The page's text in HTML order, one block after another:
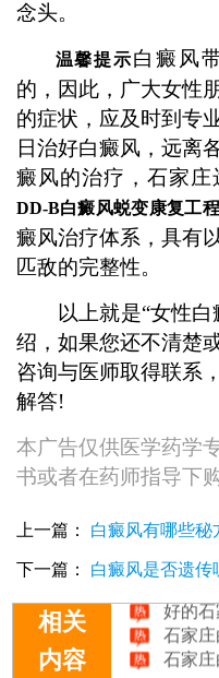
念头。
温馨提示白癜风
的，因此，广大女性
的症状，应及时到专
日治好白癜风，远离
癜风的治疗，石家庄
DD-B白癜风蜕变康复工程
癜风治疗体系，具有
匹敌的完整性。
以上就是“女性白
绍，如果您还不清楚
咨询与医师取得联系
解答!
本广告仅供医学药学
书或者在药师指导下
上一篇： 白癜风有哪些秘
下一篇： 白癜风是否遗传
相关
内容
石家庄
石家
石家庄